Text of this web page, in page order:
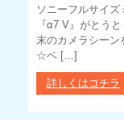
ソニーフルサイ
『α7 V』がとう
末のカメラシー
☆ベ […]
詳しくはコチラ